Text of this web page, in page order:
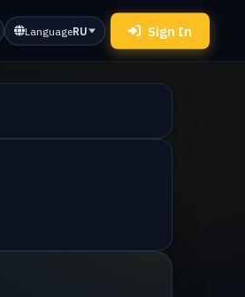
LanguageRU Sign In